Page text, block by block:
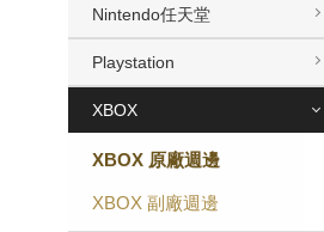
Nintendo任天堂
Playstation
XBOX
XBOX 原廠週邊
XBOX 副廠週邊